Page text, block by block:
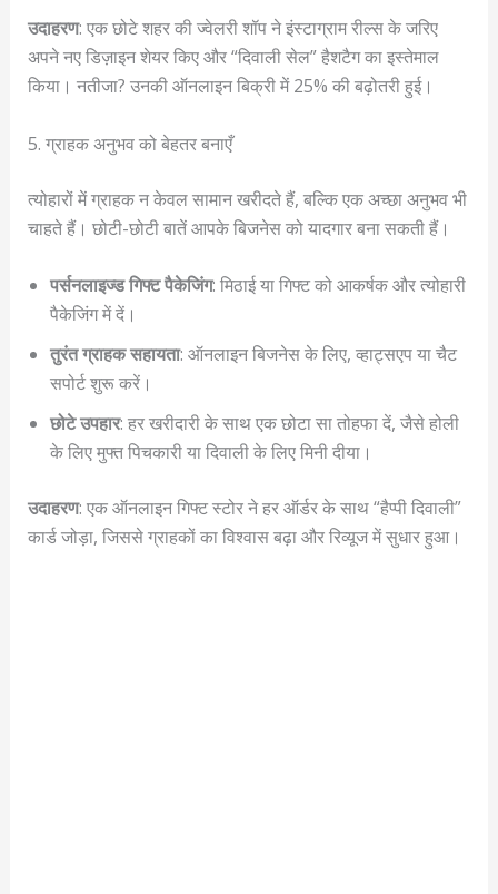
उदाहरण: एक छोटे शहर की ज्वेलरी शॉप ने इंस्टाग्राम रील्स के जरिए
अपने नए डिज़ाइन शेयर किए और “दिवाली सेल” हैशटैग का इस्तेमाल
किया। नतीजा? उनकी ऑनलाइन बिक्री में 25% की बढ़ोतरी हुई।
5. ग्राहक अनुभव को बेहतर बनाएँ
त्योहारों में ग्राहक न केवल सामान खरीदते हैं, बल्कि एक अच्छा अनुभव भी
चाहते हैं। छोटी-छोटी बातें आपके बिजनेस को यादगार बना सकती हैं।
पर्सनलाइज्ड गिफ्ट पैकेजिंग: मिठाई या गिफ्ट को आकर्षक और त्योहारी
पैकेजिंग में दें।
तुरंत ग्राहक सहायता: ऑनलाइन बिजनेस के लिए, व्हाट्सएप या चैट
सपोर्ट शुरू करें।
छोटे उपहार: हर खरीदारी के साथ एक छोटा सा तोहफा दें, जैसे होली
के लिए मुफ्त पिचकारी या दिवाली के लिए मिनी दीया।
उदाहरण: एक ऑनलाइन गिफ्ट स्टोर ने हर ऑर्डर के साथ “हैप्पी दिवाली”
कार्ड जोड़ा, जिससे ग्राहकों का विश्वास बढ़ा और रिव्यूज में सुधार हुआ।